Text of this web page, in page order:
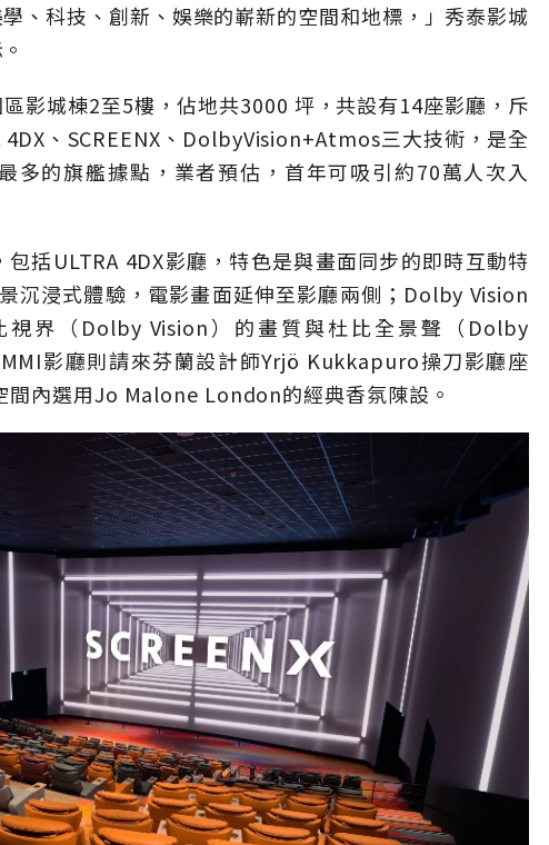
、科技、創新、娛樂的嶄新的空間和地標，」秀泰影城
影城棟2至5樓，佔地共3000 坪，共設有14座影廳，斥
、SCREENX、DolbyVision+Atmos三大技術，是全
多的旗艦據點，業者預估，首年可吸引約70萬人次入
括ULTRA 4DX影廳，特色是與畫面同步的即時互動特
沉浸式體驗，電影畫面延伸至影廳兩側；Dolby Vision
界（Dolby Vision）的畫質與杜比全景聲（Dolby
影廳則請來芬蘭設計師Yrjö Kukkapuro操刀影廳座
間內選用Jo Malone London的經典香氛陳設。